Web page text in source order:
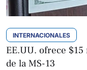
INTERNACIONALES
EE.UU. ofrece
de la MS-13